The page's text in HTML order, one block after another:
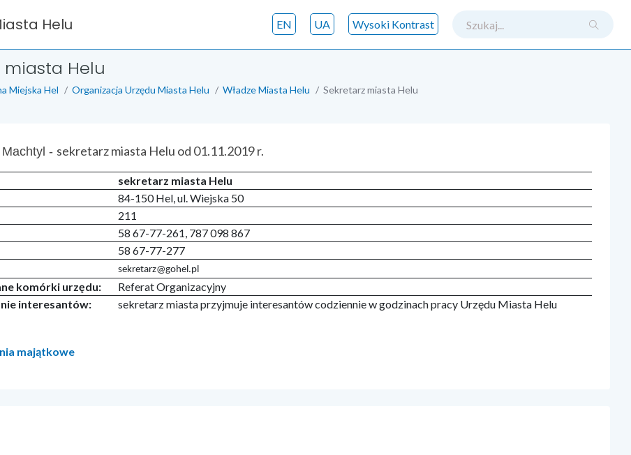
Helu Wysoki Kontrast
UA
EN
miasta Helu
Miejska Hel Organizacja Urzędu Miasta Helu Władze Miasta Helu Sekretarz miasta Helu
- sekretarz miasta Helu od 01.11.2019 r.
sekretarz miasta Helu
84-150 Hel, ul. Wiejska 50
211
58 67-77-261, 787 098 867
58 67-77-277
sekretarz@gohel.pl
komórki urzędu:
Referat Organizacyjny
interesantów:
sekretarz miasta przyjmuje interesantów codziennie w godzinach pracy Urzędu Miasta Helu
majątkowe